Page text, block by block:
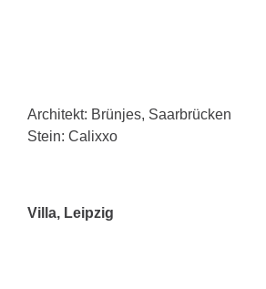
Architekt: Brünjes, Saarbrücken
Stein: Calixxo
Villa, Leipzig